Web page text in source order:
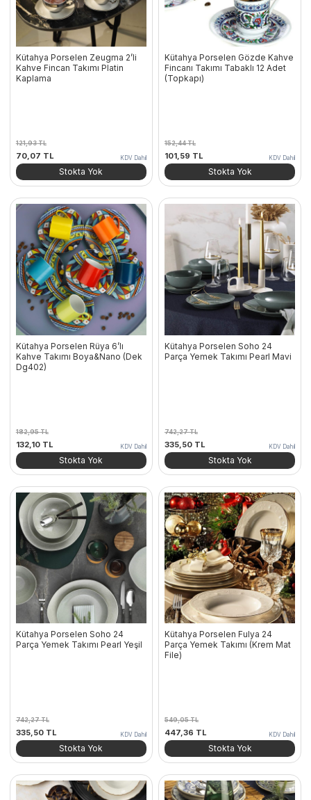
Kütahya Porselen Zeugma 2’li
Kahve Fincan Takımı Platin
Kaplama
121,93TL
Orijinal
fiyat:
121,93 TL.
70,07 TLŞu
andaki
fiyat:
KDV Dahil
Stokta Yok
Kütahya Porselen Gözde Kahve
Fincanı Takımı Tabaklı 12 Adet
(Topkapı)
152,44TL
Orijinal
fiyat:
152,44 TL.
101,59 TL
andaki
fiyat:
KDV Dahil
Stokta Yok
Kütahya Porselen Rüya 6’lı
Kahve Takımı Boya&Nano (Dek
Dg402)
182,95TL
Orijinal
fiyat:
182,95 TL.
132,10 TL
andaki
fiyat:
KDV Dahil
Stokta Yok
Kütahya Porselen Soho 24
Parça Yemek Takımı Pearl Mavi
742,27TL
Orijinal
fiyat:
742,27 TL.
335,50 TL
andaki
fiyat:
KDV Dahil
Stokta Yok
Kütahya Porselen Soho 24
Parça Yemek Takımı Pearl Yeşil
742,27TL
Orijinal
fiyat:
742,27 TL.
335,50 TLŞu
andaki
fiyat:
KDV Dahil
Stokta Yok
Kütahya Porselen Fulya 24
Parça Yemek Takımı (Krem Mat
File)
549,05TL
Orijinal
fiyat:
549,05 TL.
447,36 TL
andaki
fiyat:
KDV Dahil
Stokta Yok